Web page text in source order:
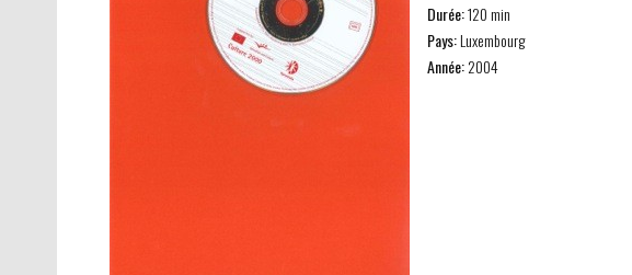
Durée:120 min
Pays:Luxembourg
Année:2004